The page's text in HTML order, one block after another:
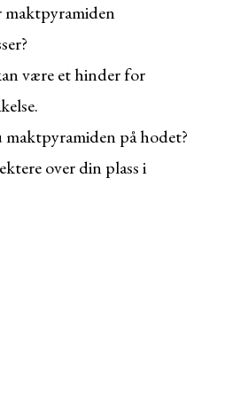
være et hinder for
maktpyramiden på hodet?
over din plass i